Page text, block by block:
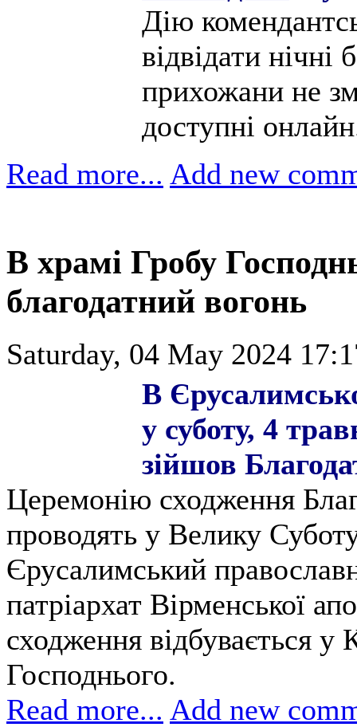
Дію
відвідати нічні
прихожани не
доступні
Read more... Add new
В храмі Гробу
благодатний вогонь
Saturday, 04 May 2024
В
у суботу, 4
зійшов
Церемонію сходження
проводять у Велику
Єрусалимський
патріархат Вірменської
сходження відбувається у
Господнього.
Read more... Add new